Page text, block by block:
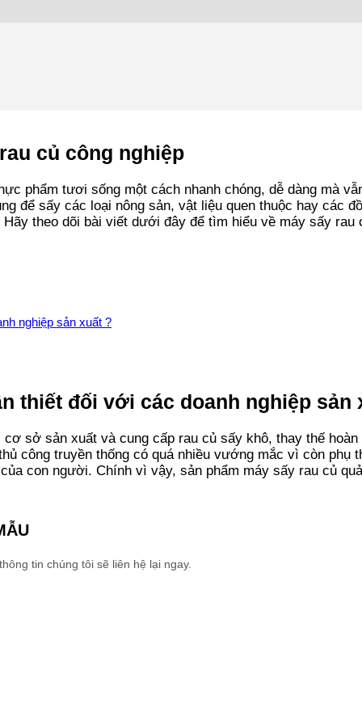
tin chúng tôi sẽ liên hệ lại ngay.
củ công nghiệp
phẩm tươi sống một cách nhanh chóng, dễ dàng mà
để sấy các loại nông sản, vật liệu quen thuộc hay các
theo dõi bài viết dưới đây để tìm hiểu về máy sấy rau
nghiệp sản xuất ?
thiết đối với các doanh nghiệp sản
sở sản xuất và cung cấp rau củ sấy khô, thay thế
công truyền thống có quá nhiều vướng mắc vì còn phụ
con người. Chính vì vậy, sản phẩm máy sấy rau củ